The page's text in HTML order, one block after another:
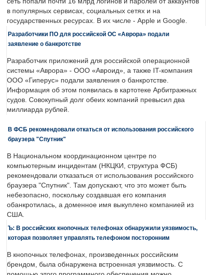
в популярных сервисах, социальных сетях и на
государственных ресурсах. В их числе - Apple и Google.
Разработчики ПО для российской ОС «Аврора» подали
заявление о банкротстве
Разработчик приложений для российской операционной
системы «Аврора» - ООО «Авроид», а также IT-компания
ООО «Гиперус» подали заявления о банкротстве.
Информация об этом появилась в картотеке Арбитражных
судов. Совокупный долг обеих компаний превысил два
миллиарда рублей.
В ФСБ рекомендовали откаться от использования российского
браузера "Спутник"
В Национальном координационном центре по
компьютерным инцидентам (НКЦКИ, структура ФСБ)
рекомендовали отказаться от использования российского
браузера "Спутник". Там допускают, что это может быть
небезопасно, поскольку создавшая его компания
обанкротилась, а доменное имя выкуплено компанией из
США.
Ъ: В российских кнопочных телефонах обнаружили уязвимость,
которая позволяет управлять телефоном посторонним
В кнопочных телефонах, произведенных российским
брендом, была обнаружена встроенная уязвимость. С